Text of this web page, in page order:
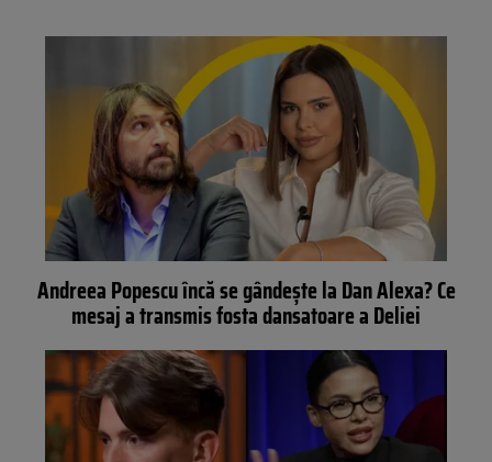
Andreea Popescu încă se gândește la Dan Alexa? Ce
mesaj a transmis fosta dansatoare a Deliei